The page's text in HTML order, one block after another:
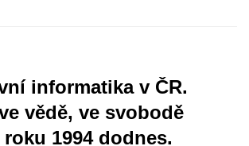
informatika v ČR.
vědě, ve svobodě
roku 1994 dodnes.